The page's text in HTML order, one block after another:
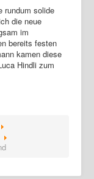
rundum solide
die neue
im
bereits festen
kamen diese
Hindli zum